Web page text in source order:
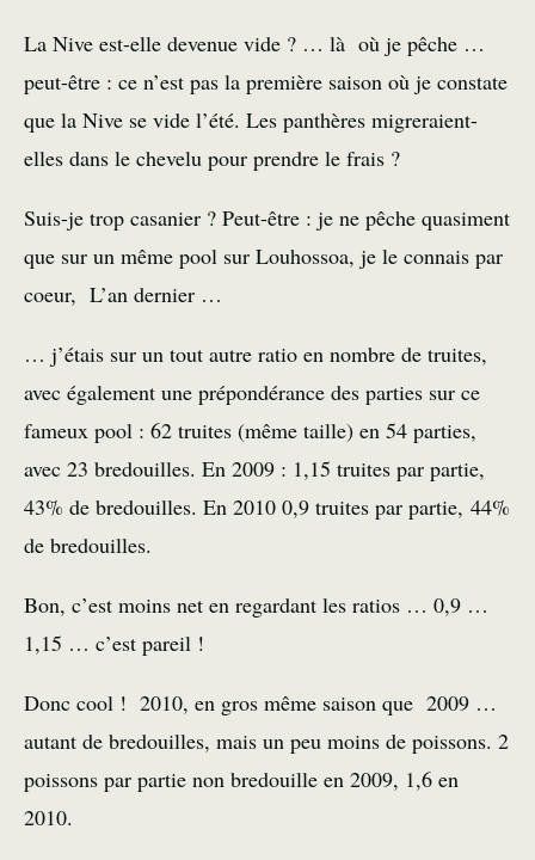
La Nive est-elle devenue vide ? … là où je pêche …
peut-être : ce n’est pas la première saison où je constate
que la Nive se vide l’été. Les panthères migreraient-
elles dans le chevelu pour prendre le frais ?
Suis-je trop casanier ? Peut-être : je ne pêche quasiment
que sur un même pool sur Louhossoa, je le connais par
coeur, L’an dernier …
… j’étais sur un tout autre ratio en nombre de truites,
avec également une prépondérance des parties sur ce
fameux pool : 62 truites (même taille) en 54 parties,
avec 23 bredouilles. En 2009 : 1,15 truites par partie,
43% de bredouilles. En 2010 0,9 truites par partie, 44%
de bredouilles.
Bon, c’est moins net en regardant les ratios … 0,9 …
1,15 … c’est pareil !
Donc cool ! 2010, en gros même saison que 2009 …
autant de bredouilles, mais un peu moins de poissons. 2
poissons par partie non bredouille en 2009, 1,6 en
2010.